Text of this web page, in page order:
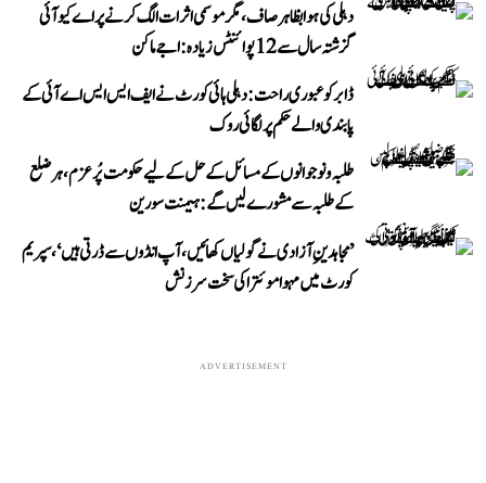
دہلی کی ہوا بظاہر صاف، مگر موسمی اثرات الگ کرنے پر اے کیو آئی
گزشتہ سال سے 12 پوائنٹس زیادہ: اجے ماکن
ڈابر کو عبوری راحت: دہلی ہائی کورٹ نے ایف ایس ایس اے آئی کے
پابندی والے حکم پر لگائی روک
طلبہ و نوجوانوں کے مسائل کے حل کے لیے حکومت پُرعزم، ہر ضلع
کے طلبہ سے مشورے لیں گے: ہیمنت سورین
’مجاہدینِ آزادی نے گولیاں کھائیں، آپ انڈوں سے ڈرتی ہیں‘، سپریم
کورٹ میں مہوا موئترا کی سخت سرزنش
ADVERTISEMENT